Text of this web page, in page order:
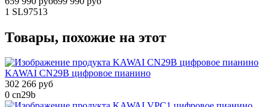
1 SL97513
Товары, похожие на этот
KAWAI CN29B цифровое пианино
302 266 руб
0 cn29b